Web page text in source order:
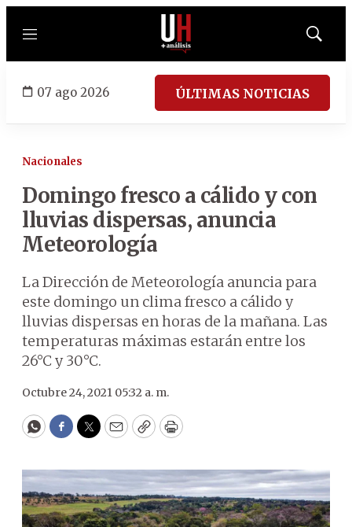
Menú
Mostrar
07 ago 2026 ÚLTIMAS NOTICIAS
Nacionales
Domingo fresco a cálido y con
lluvias dispersas, anuncia
Meteorología
La Dirección de Meteorología anuncia para
este domingo un clima fresco a cálido y
lluvias dispersas en horas de la mañana. Las
temperaturas máximas estarán entre los
26°C y 30°C.
Octubre 24, 2021 05:32 a. m.
WhatsApp
Facebook
Twitter
EmailCopyPrint